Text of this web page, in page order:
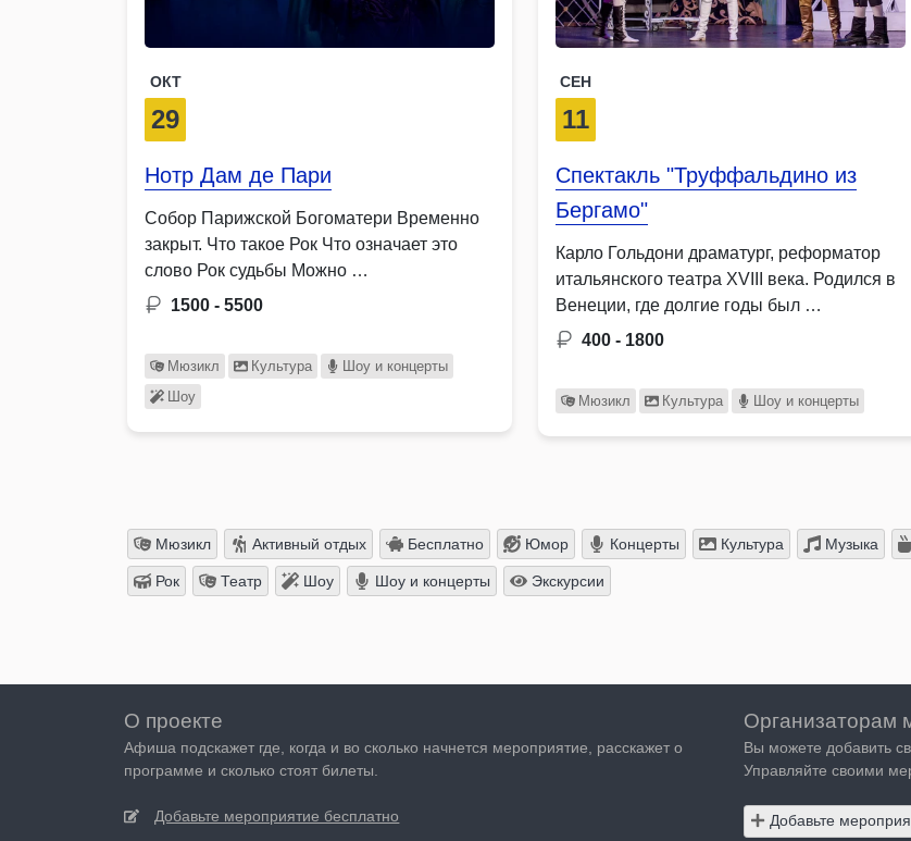
ОКТ
29
Нотр Дам де Пари
Собор Парижской Богоматери Временно
закрыт. Что такое Рок Что означает это
слово Рок судьбы Можно …
1500 - 5500
Мюзикл Культура
Шоу и концерты
Шоу
СЕН
11
Спектакль "Труффальдино из
Бергамо"
Карло Гольдони драматург, реформатор
итальянского театра ХVIII века. Родился в
Венеции, где долгие годы был …
400 - 1800
Мюзикл Культура Шоу и концерты
Мюзикл Активный отдых Бесплатно Юмор Концерты Культура Музыка
Рок Театр Шоу Шоу и концерты Экскурсии
О проекте
Афиша подскажет где, когда и во сколько начнется мероприятие, расскажет о
программе и сколько стоят билеты.
Добавьте мероприятие бесплатно
Организаторам
Вы можете добавить
Управляйте своими
Добавьте